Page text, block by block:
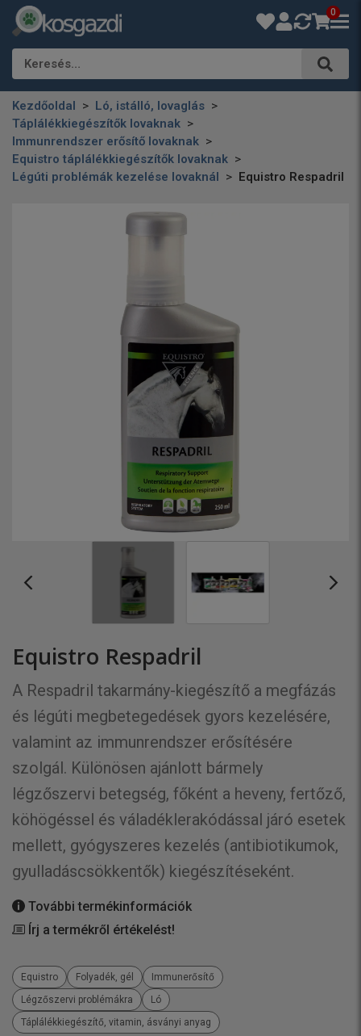
0
Keresés…
Kezdőoldal
Ló, istálló, lovaglás
Táplálékkiegészítők lovaknak
Immunrendszer erősítő lovaknak
Equistro táplálékkiegészítők lovaknak
Légúti problémák kezelése lovaknál
Equistro Respadril
Equistro Respadril
A Respadril takarmány-kiegészítő a megfázás
és légúti megbetegedések gyors kezelésére,
valamint az immunrendszer erősítésére
szolgál. Különösen ajánlott bármely
légzőszervi betegség, főként a heveny, fertőző,
köhögéssel és váladéklerakódással járó esetek
mellett, gyógyszeres kezelés (antibiotikumok,
gyulladáscsökkentők) kiegészítéseként.
További termékinformációk
Írj a termékről értékelést!
Equistro Folyadék, gél
Immunerősítő
Légzőszervi problémákra
Ló
Táplálékkiegészítő, vitamin, ásványi anyag